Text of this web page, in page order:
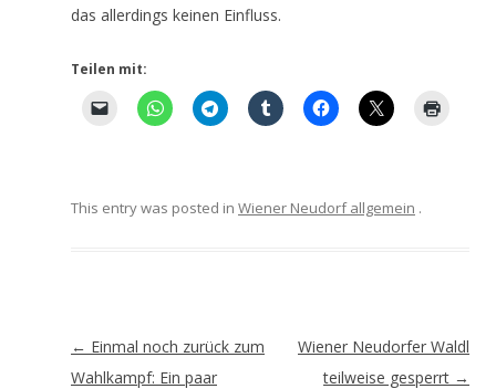
das allerdings keinen Einfluss.
Teilen mit:
This entry was posted in Wiener Neudorf allgemein .
Artikel-
Navigation
← Einmal noch zurück zum
Wahlkampf: Ein paar
Wiener Neudorfer Waldl
teilweise gesperrt →